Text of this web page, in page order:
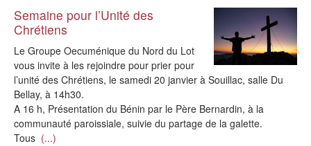
Semaine pour l’Unité des
Chrétiens
Le Groupe Oecuménique du Nord du Lot
vous invite à les rejoindre pour prier pour
l’unité des Chrétiens, le samedi 20 janvier à Souillac, salle Du
Bellay, à 14h30.
A 16 h, Présentation du Bénin par le Père Bernardin, à la
communauté paroissiale, suivie du partage de la galette.
Tous (...)